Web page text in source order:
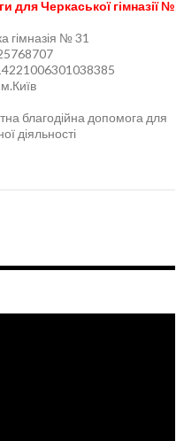
для Черкаської гімназії №
гімназія № 31
благодійна допомога для
діяльності